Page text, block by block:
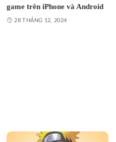
game​ trên iPhone và Android
28 THÁNG 12, 2024